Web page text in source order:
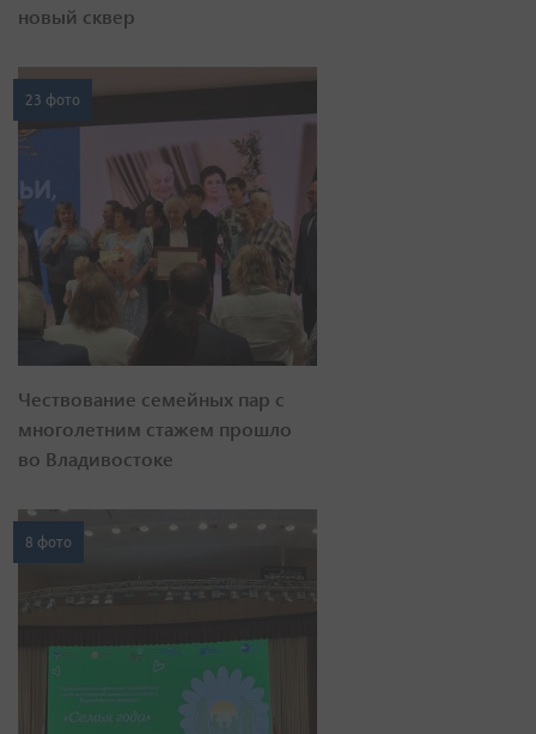
новый сквер
23 фото
Чествование семейных пар с
многолетним стажем прошло
во Владивостоке
8 фото